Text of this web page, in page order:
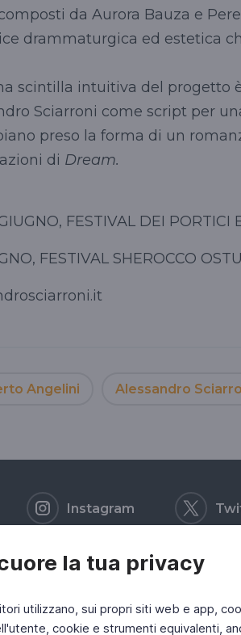
la tua privacy
utilizzano, sui propri siti web e app,
cookie e strumenti equivalenti,
da Aurora Bauza e
drammaturgica ed estetica
scintilla intuitiva del progetto
Sciarroni come script per
preso la forma di un
di Dream.
FESTIVAL DEI PORTICI
FESTIVAL SHEROCCO
Angelini Alessandro
Instagram